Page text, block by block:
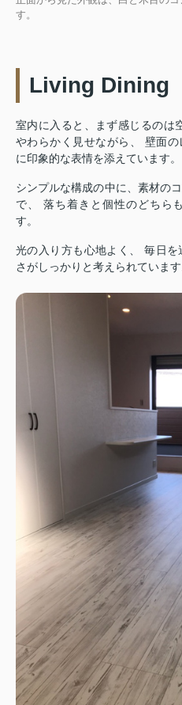
す。
Living Dining
室内に入ると、まず感じるのは
やわらかく見せながら、 壁面
に印象的な表情を添えています。
シンプルな構成の中に、素材の
で、 落ち着きと個性のどちら
す。
光の入り方も心地よく、 毎日
さがしっかりと考えられています